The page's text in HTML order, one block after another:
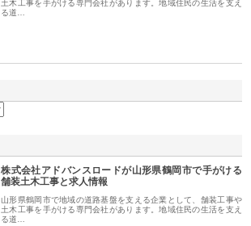
土木工事を手がける専門会社があります。地域住民の生活を支え
る道…
株式会社アドバンスロードが山形県鶴岡市で手がける
舗装土木工事と求人情報
山形県鶴岡市で地域の道路基盤を支える企業として、舗装工事や
土木工事を手がける専門会社があります。地域住民の生活を支え
る道…